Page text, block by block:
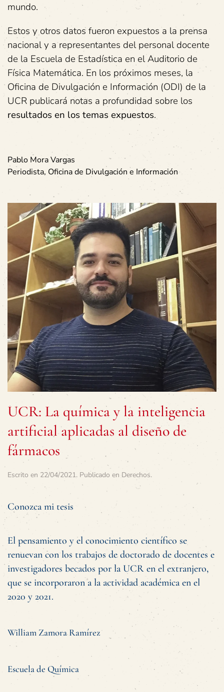
mundo.
Estos y otros datos fueron expuestos a la prensa
nacional y a representantes del personal docente
de la Escuela de Estadística en el Auditorio de
Física Matemática. En los próximos meses, la
Oficina de Divulgación e Información (ODI) de la
UCR publicará notas a profundidad sobre los
resultados en los temas expuestos.
Pablo MoraVargas
Periodista, Oficina de Divulgación e Información
UCR: La química y la inteligencia
artificial aplicadas al diseño de
fármacos
Escrito en 22/04/2021. Publicado en Derechos.
Conozca mi tesis
El pensamiento y el conocimiento científico se
renuevan con los trabajos de doctorado de docentes e
investigadores becados por la UCR en el extranjero,
que se incorporaron a la actividad académica en el
2020 y 2021.
William Zamora Ramírez
Escuela de Química